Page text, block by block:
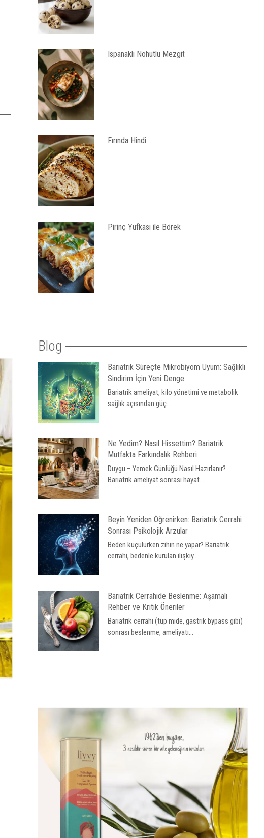
Ispanaklı Nohutlu Mezgit
Fırında Hindi
Pirinç Yufkası ile Börek
Blog
Bariatrik Süreçte Mikrobiyom Uyum: Sağlıklı
Sindirim İçin Yeni Denge
Bariatrik ameliyat, kilo yönetimi ve metabolik
sağlık açısından güç...
Ne Yedim? Nasıl Hissettim? Bariatrik
Mutfakta Farkındalık Rehberi
Duygu – Yemek Günlüğü Nasıl Hazırlanır?
Bariatrik ameliyat sonrası hayat...
Beyin Yeniden Öğrenirken: Bariatrik Cerrahi
Sonrası Psikolojik Arzular
Beden küçülürken zihin ne yapar? Bariatrik
cerrahi, bedenle kurulan ilişkiy...
Bariatrik Cerrahide Beslenme: Aşamalı
Rehber ve Kritik Öneriler
Bariatrik cerrahi (tüp mide, gastrik bypass gibi)
sonrası beslenme, ameliyatı...